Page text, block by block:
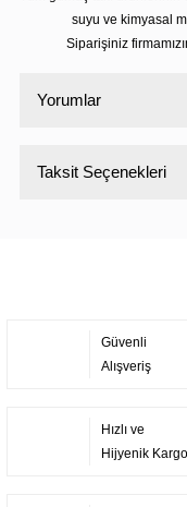
suyu ve kimyasal
Siparişiniz
Yorumlar
Taksit Seçenekleri
Güvenli
Alışveriş
Hızlı ve
Hijyenik Kargo